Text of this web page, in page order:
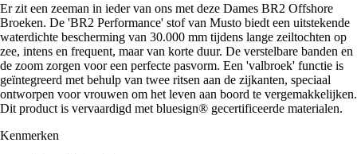
Er zit een zeeman in ieder van ons met deze Dames BR2 Offshore
Broeken. De 'BR2 Performance' stof van Musto biedt een uitstekende
waterdichte bescherming van 30.000 mm tijdens lange zeiltochten op
zee, intens en frequent, maar van korte duur. De verstelbare banden en
de zoom zorgen voor een perfecte pasvorm. Een 'valbroek' functie is
geïntegreerd met behulp van twee ritsen aan de zijkanten, speciaal
ontworpen voor vrouwen om het leven aan boord te vergemakkelijken.
Dit product is vervaardigd met bluesign® gecertificeerde materialen.
Kenmerken